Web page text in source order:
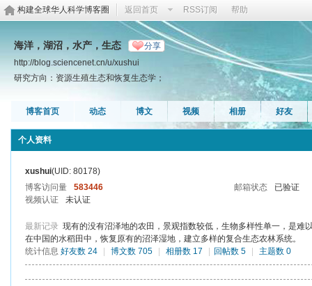
构建全球华人科学博客圈 返回首页 RSS订阅 帮助
海洋，湖沼，水产，生态 分享
http://blog.sciencenet.cn/u/xushui
研究方向：资源生殖生态和恢复生态学；
博客首页 动态 博文 视频 相册 好友
个人资料
xushui(UID: 80178)
博客访问量
583446 邮箱状态
已验证
视频认证
未认证
最新记录 现有的没有沼泽地的农田，景观指数较低，生物多样性单一，是难
在中国的水稻田中，恢复原有的沼泽湿地，建立多样的复合生态农林系统。
统计信息 好友数 24 博文数 705 相册数 17 回帖数 5 主题数 0